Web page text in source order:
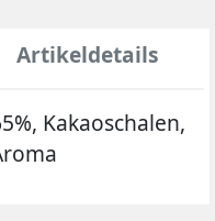
Artikeldetails
Kakaoschalen,